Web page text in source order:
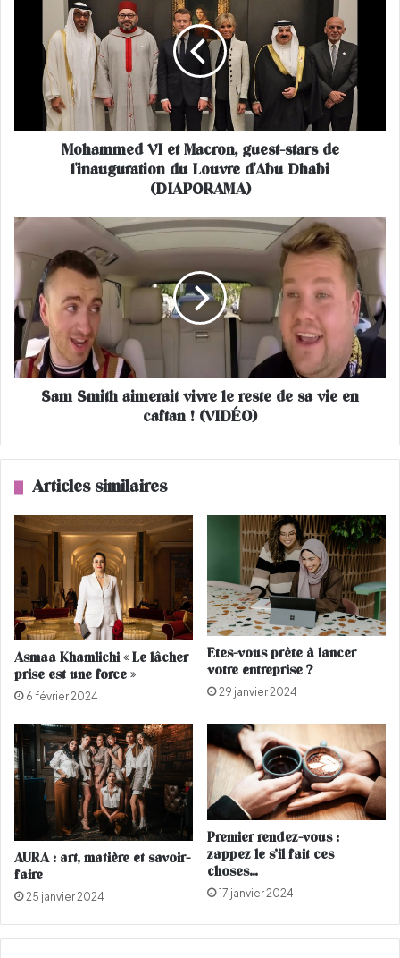
V
a
r
n
,
g
u
e
s
s
d
'
i
n
a
u
g
r
a
t
i
o
n
d
u
L
o
v
Mohammed VI et Macron, guest-stars de
l'inauguration du Louvre d'Abu Dhabi
(DIAPORAMA)
S
m
m
i
t
h
a
v
l
e
r
e
s
e
d
e
s
v
e
e
n
c
a
Sam Smith aimerait vivre le reste de sa vie en
caftan ! (VIDÉO)
Articles similaires
Asmaa Khamlichi « Le lâcher
prise est une force »
6 février 2024
Etes-vous prête à lancer
votre entreprise ?
29 janvier 2024
AURA : art, matière et savoir-
faire
25 janvier 2024
Premier rendez-vous :
zappez le s’il fait ces
choses…
17 janvier 2024